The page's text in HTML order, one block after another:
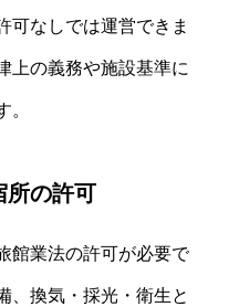
可なしでは運営できま
上の義務や施設基準に
。
所の許可
館業法の許可が必要で
、換気・採光・衛生と